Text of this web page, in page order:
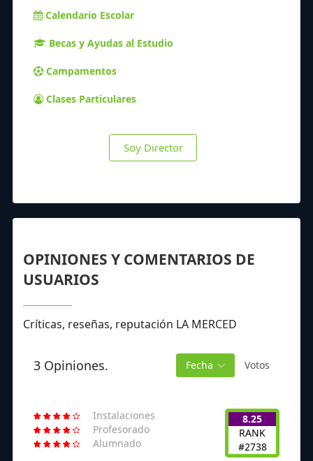
Calendario Escolar
Becas y Ayudas al Estudio
Campamentos
Clases Particulares
Soy Director
OPINIONES Y COMENTARIOS DE
USUARIOS
Críticas, reseñas, reputación LA MERCED
3 Opiniones. Fecha Votos
Instalaciones
Profesorado
Alumnado
8.25
RANK
#2738